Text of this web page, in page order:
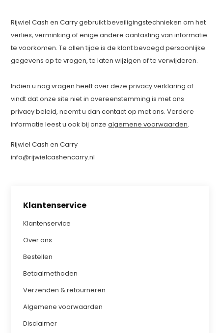
Klantenservice
Klantenservice
Over ons
Bestellen
Betaalmethoden
Verzenden & retourneren
Algemene voorwaarden
Disclaimer
Rijwiel Cash en Carry gebruikt beveiligingstechnieken om het
verlies, verminking of enige andere aantasting van informatie
te voorkomen. Te allen tijde is de klant bevoegd persoonlijke
gegevens op te vragen, te laten wijzigen of te verwijderen.
Indien u nog vragen heeft over deze privacy verklaring of
vindt dat onze site niet in overeenstemming is met ons
privacy beleid, neemt u dan contact op met ons. Verdere
informatie leest u ook bij onzealgemene voorwaarden.
Rijwiel Cash en Carry
info@rijwielcashencarry.nl